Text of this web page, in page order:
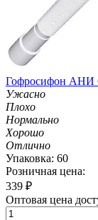
Гофросифон АНИ
Ужасно
Плохо
Нормально
Хорошо
Отлично
Упаковка: 60
Розничная цена:
339 ₽
Оптовая цена